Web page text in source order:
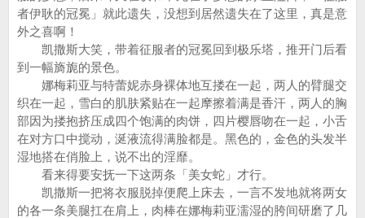
者伊耿的冠冕」就此遗失，没想到居然遗失在了这里，真是意
外之喜啊！
凯撒斯大笑，带着征服者的冠冕回到极乐塔，推开门后看
到一幅旖旎的景色。
娜梅莉亚与特蕾妮赤身裸体地互搂在一起，两人的臂腿交
织在一起，雪白的肌肤紧贴在一起摩擦着满是香汗，两人的胸
部因为搂抱挤压成四个饱满的肉饼，四片樱唇吻在一起，小舌
在对方口中搅动，涎液流得满脸都是。黑色的，金色的头发半
湿地搭在俏脸上，说不出的淫靡。
看来得要安抚一下这两条「美女蛇」才行。
凯撒斯一把将衣服脱掉便爬上床去，一言不发地就将两女
的各一条美腿扛在肩上，肉棒在娜梅莉亚濡湿的胯间研磨了几